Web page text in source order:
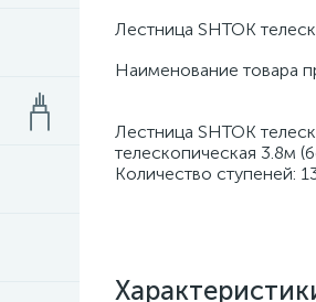
Лестница SHTOK
Наименование товара
Лестница SHTOK
телескопическая 3.8м
Количество ступеней: